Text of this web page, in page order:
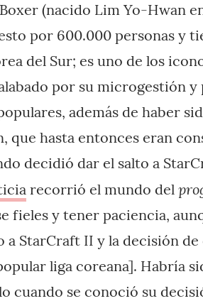
(nacido Lim Yo-Hwan
por 600.000 personas y
del Sur; es uno de los
por su microgestión y
además de haber
que hasta entonces eran
decidió dar el salto a
recorrió el mundo del
fieles y tener paciencia,
StarCraft II y la decisión de
liga coreana]. Habría
cuando se conoció su